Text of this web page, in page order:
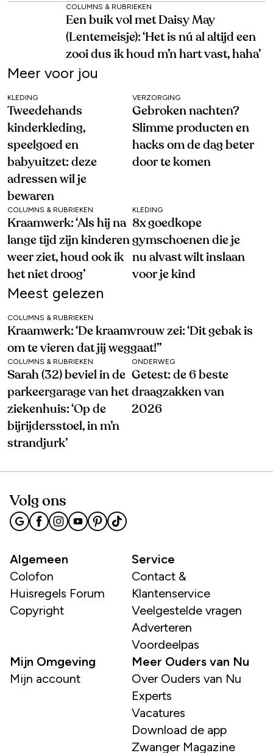
COLUMNS & RUBRIEKEN
Een buik vol met Daisy May
(Lentemeisje): ‘Het is nú al altijd een
zooi dus ik houd m’n hart vast, haha’
Meer voor jou
KLEDING
Tweedehands
kinderkleding,
speelgoed en
babyuitzet: deze
adressen wil je
bewaren
VERZORGING
Gebroken nachten?
Slimme producten en
hacks om de dag beter
door te komen
COLUMNS & RUBRIEKEN
Kraamwerk: ‘Als hij na
lange tijd zijn kinderen
weer ziet, houd ook ik
het niet droog’
KLEDING
8x goedkope
gymschoenen die je
nu alvast wilt inslaan
voor je kind
Meest gelezen
COLUMNS & RUBRIEKEN
Kraamwerk: ‘De kraamvrouw zei: ‘Dit gebak is
om te vieren dat jij weggaat!’’
COLUMNS & RUBRIEKEN
Sarah (32) beviel in de
parkeergarage van het
ziekenhuis: ‘Op de
bijrijdersstoel, in m’n
strandjurk’
ONDERWEG
Getest: de 6 beste
draagzakken van
2026
Volg ons
Algemeen
Colofon
Huisregels Forum
Copyright
Service
Contact &
Klantenservice
Veelgestelde vragen
Adverteren
Voordeelpas
Mijn Omgeving
Mijn account
Meer Ouders van Nu
Over Ouders van Nu
Experts
Vacatures
Download de app
Zwanger Magazine